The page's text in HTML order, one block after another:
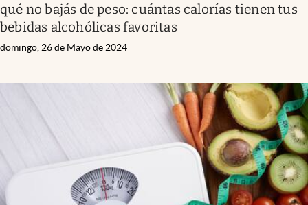
qué no bajás de peso: cuántas calorías tienen tus
bebidas alcohólicas favoritas
domingo, 26 de Mayo de 2024